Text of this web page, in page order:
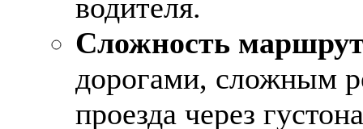
водителя.
Сложность
дорогами, сложным
проезда через